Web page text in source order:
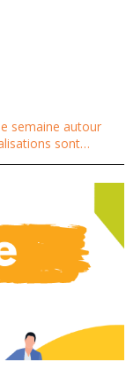
semaine autour
sont…